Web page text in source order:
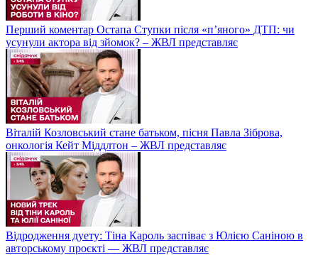
Перший коментар Остапа Ступки після «п’яного» ДТП: чи
усунули актора від зйомок? – ЖВЛ представляє
Віталій Козловський стане батьком, пісня Павла Зіброва,
онкологія Кейт Міддлтон – ЖВЛ представляє
Відродження дуету: Тіна Кароль заспіває з Юлією Саніною в
авторському проєкті — ЖВЛ представляє